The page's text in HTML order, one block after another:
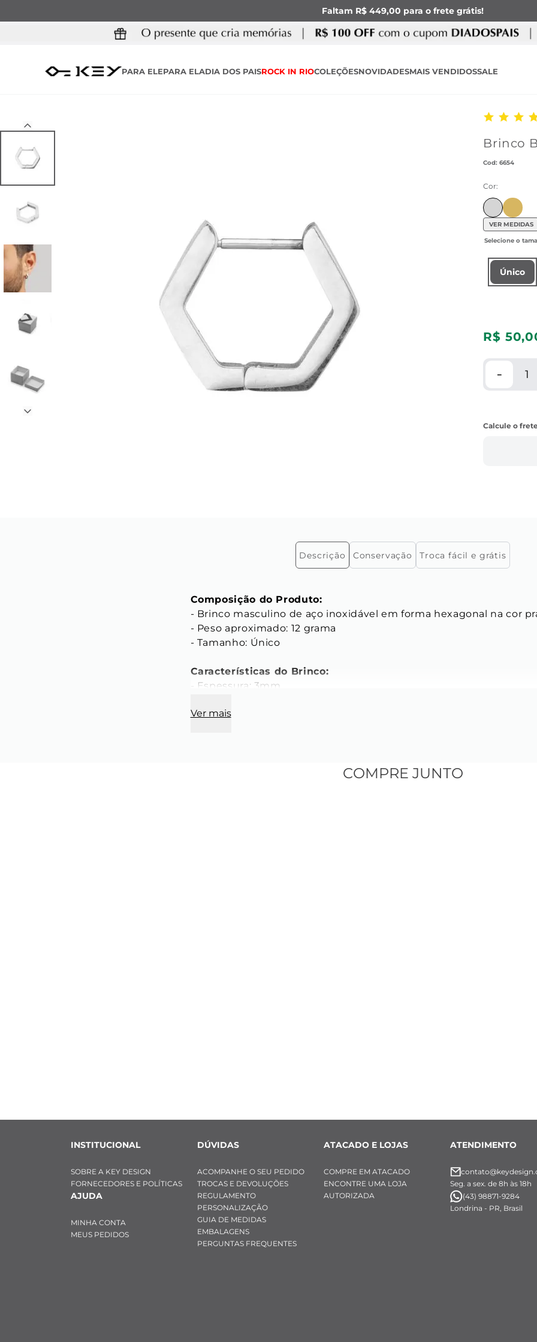
Faltam R$ 449,00 para o frete grátis!
PARA ELEPARA ELADIA DOS PAISROCK IN RIOCOLEÇÕESNOVIDADESMAIS VENDIDOSSALE
Brinco
:6654
Cor:
Ir para
VER MEDIDAS
Único
R$ 50,
－
Descrição Conservação Troca fácil e grátis
Composição do Produto:
- Brinco masculino de aço inoxidável em forma hexagonal na cor
- Peso aproximado: 12 grama
- Tamanho: Único
Características do Brinco:
- Espessura: 3mm
- Material: Aço Inoxidável
Uma releitura do básico brinco de argola, em um tamanho médio
Ver mais
COMPRE JUNTO
INSTITUCIONAL
SOBRE A KEY DESIGN
FORNECEDORES E POLÍTICAS
AJUDA
MINHA CONTA
MEUS PEDIDOS
DÚVIDAS
ACOMPANHE O SEU PEDIDO
TROCAS E DEVOLUÇÕES
REGULAMENTO
PERSONALIZAÇÃO
GUIA DE MEDIDAS
EMBALAGENS
PERGUNTAS FREQUENTES
ATACADO E LOJAS
COMPRE EM ATACADO
ENCONTRE UMA LOJA
AUTORIZADA
ATENDIMENTO
Seg. a sex. de 8h às 18h
(43) 98871-9284
Londrina - PR, Brasil